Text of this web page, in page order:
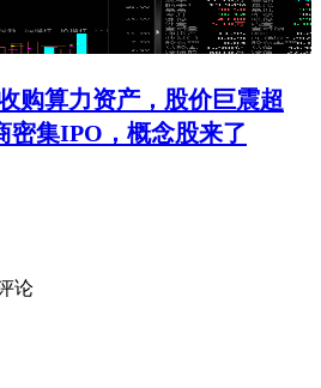
购算力资产，股价巨震超
密集IPO，概念股来了
论